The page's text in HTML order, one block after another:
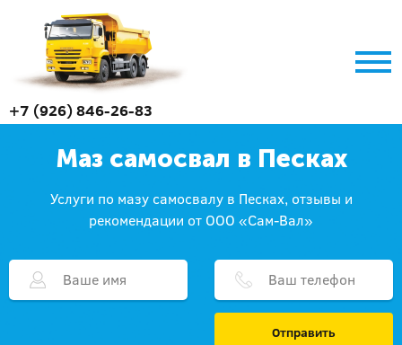
+7 (926) 846-26-83
Маз самосвал в Песках
Услуги по мазу самосвалу в Песках, отзывы и
рекомендации от ООО «Сам-Вал»
Отправить